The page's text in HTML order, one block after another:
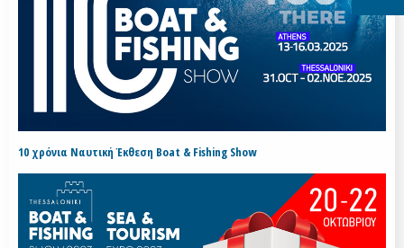
10 χρόνια Ναυτική Έκθεση Boat & Fishing Show